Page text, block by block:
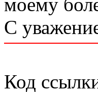
С
Код